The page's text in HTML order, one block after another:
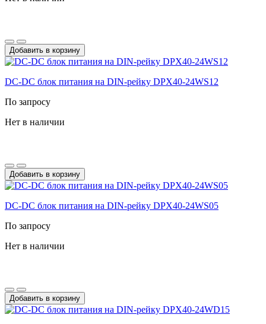
Добавить в корзину
DC-DС блок питания на DIN-рейку DPX40-24WS12
По запросу
Нет в наличии
Добавить в корзину
DC-DС блок питания на DIN-рейку DPX40-24WS05
По запросу
Нет в наличии
Добавить в корзину